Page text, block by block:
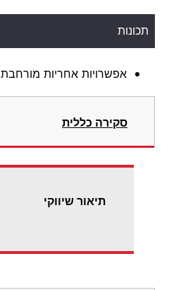
תכונות
אפשרויות אחריות מורחבת
סקירה כללית
תיאור שיווקי